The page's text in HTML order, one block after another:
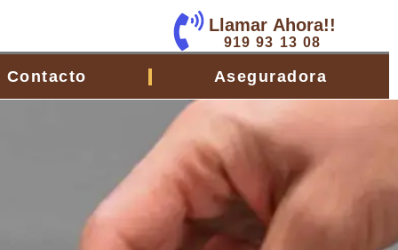
Llamar Ahora!!
919 93 13 08
Contacto Aseguradora